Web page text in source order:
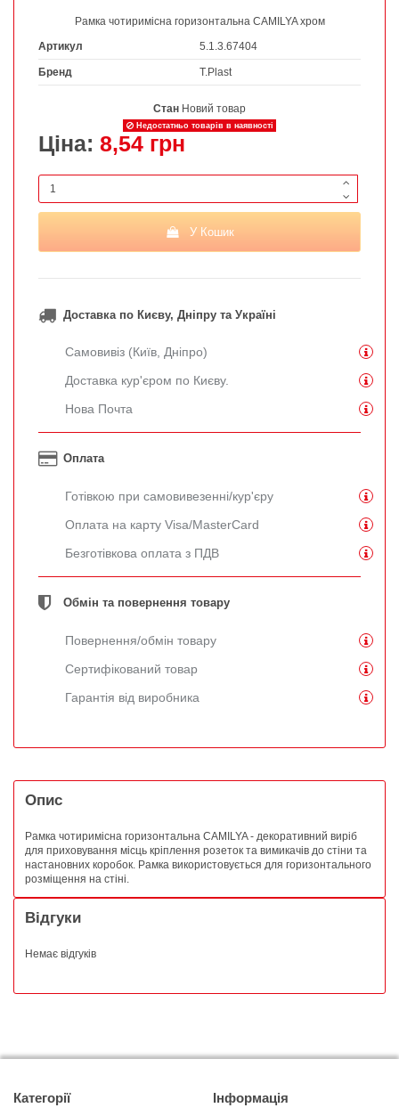
Рамка чотиримісна горизонтальна CAMILYA хром
Артикул
5.1.3.67404
Бренд T.Plast
Стан Новий товар
Недостатньо товарів в наявності
Ціна: 8,54 грн
У Кошик
Доставка по Києву, Дніпру та Україні
Самовивіз (Київ, Дніпро)
Доставка кур'єром по Києву.
Нова Почта
Оплата
Готівкою при самовивезенні/кур'єру
Оплата на карту Visa/MasterCard
Безготівкова оплата з ПДВ
Обмін та повернення товару
Повернення/обмін товару
Сертифікований товар
Гарантія від виробника
Опис
Рамка чотиримісна горизонтальна CAMILYA - декоративний виріб
для приховування місць кріплення розеток та вимикачів до стіни та
настановних коробок. Рамка використовується для горизонтального
розміщення на стіні.
Відгуки
Немає відгуків
Категорії Інформація